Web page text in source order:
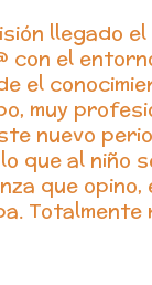
llegado
con el
el
muy
nuevo
que al niño
que
Totalmente